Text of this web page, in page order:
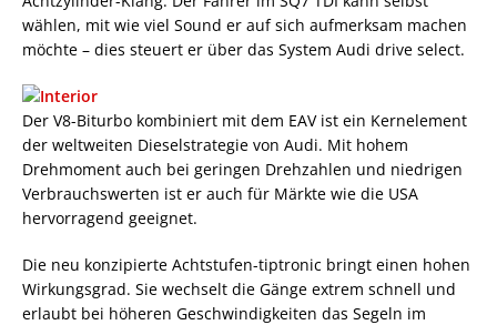
wählen, mit wie viel Sound er auf sich aufmerksam machen
möchte – dies steuert er über das System Audi drive select.
Der V8-Biturbo kombiniert mit dem EAV ist ein Kernelement
der weltweiten Dieselstrategie von Audi. Mit hohem
Drehmoment auch bei geringen Drehzahlen und niedrigen
Verbrauchswerten ist er auch für Märkte wie die USA
hervorragend geeignet.
Die neu konzipierte Achtstufen-tiptronic bringt einen hohen
Wirkungsgrad. Sie wechselt die Gänge extrem schnell und
erlaubt bei höheren Geschwindigkeiten das Segeln im